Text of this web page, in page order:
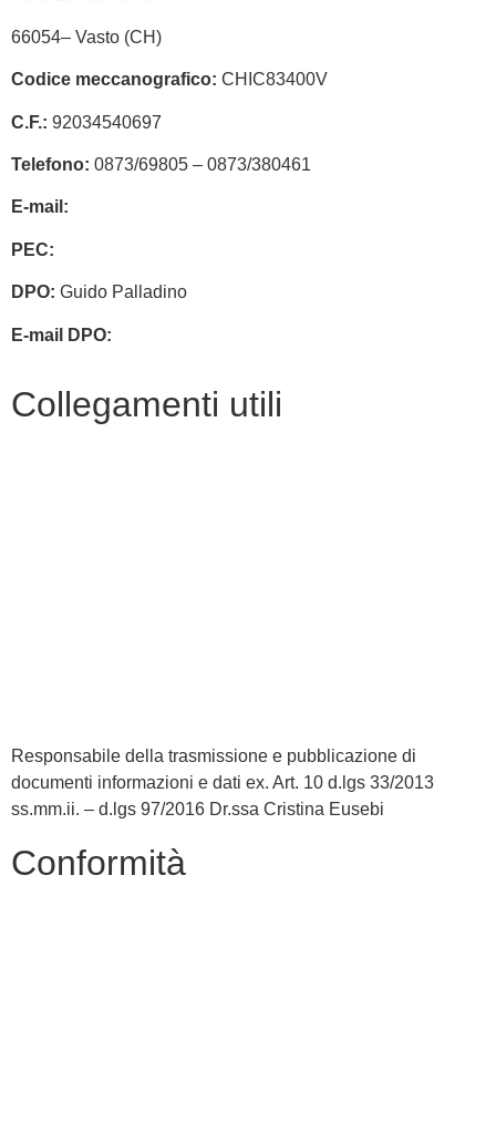
66054– Vasto (CH)
Codice meccanografico: CHIC83400V
C.F.: 92034540697
Telefono: 0873/69805 – 0873/380461
E-mail:
PEC:
DPO: Guido Palladino
E-mail DPO:
Collegamenti utili
Responsabile della trasmissione e pubblicazione di
documenti informazioni e dati ex. Art. 10 d.lgs 33/2013
ss.mm.ii. – d.lgs 97/2016 Dr.ssa Cristina Eusebi
Conformità